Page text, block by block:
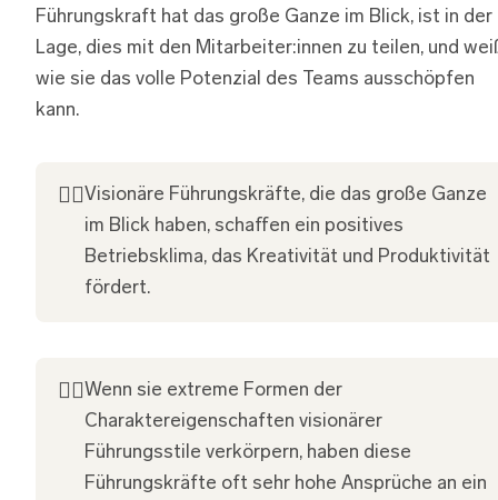
Führungskraft hat das große Ganze im Blick, ist in der
Lage, dies mit den Mitarbeiter:innen zu teilen, und
wie sie das volle Potenzial des Teams ausschöpfen
kann.
👍🏽 Visionäre Führungskräfte, die das große Ganze
im Blick haben, schaffen ein positives
Betriebsklima, das Kreativität und Produktivität
fördert.
👎🏽 Wenn sie extreme Formen der
Charaktereigenschaften visionärer
Führungsstile verkörpern, haben diese
Führungskräfte oft sehr hohe Ansprüche an ein